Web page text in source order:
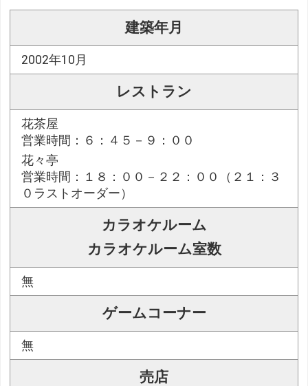
建築年月
2002年10月
レストラン
花茶屋
営業時間：６：４５－９：００
花々亭
営業時間：１８：００－２２：００（２１：３
０ラストオーダー）
カラオケルーム
カラオケルーム室数
無
ゲームコーナー
無
売店